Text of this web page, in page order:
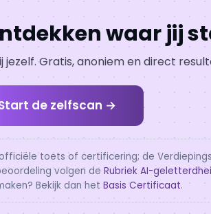
waar jij
jezelf. Gratis, anoniem en direct
de zelfscan →
toets of certificering; de
volgen de Rubriek AI-
Bekijk dan het Basis Certificaat.